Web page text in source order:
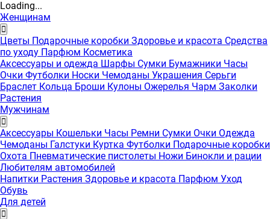
Loading...
Женщинам
Цветы Подарочные коробки Здоровье и красота Средства
по уходу Парфюм Косметика
Аксессуары и одежда Шарфы Сумки Бумажники Часы
Очки Футболки Носки Чемоданы Украшения Серьги
Браслет Кольца Броши Кулоны Ожерелья Чарм Заколки
Растения
Мужчинам
Аксессуары Кошельки Часы Ремни Сумки Очки Одежда
Чемоданы Галстуки Куртка Футболки Подарочные коробки
Охота Пневматические пистолеты Ножи Бинокли и рации
Любителям автомобилей
Напитки Растения Здоровье и красота Парфюм Уход
Обувь
Для детей